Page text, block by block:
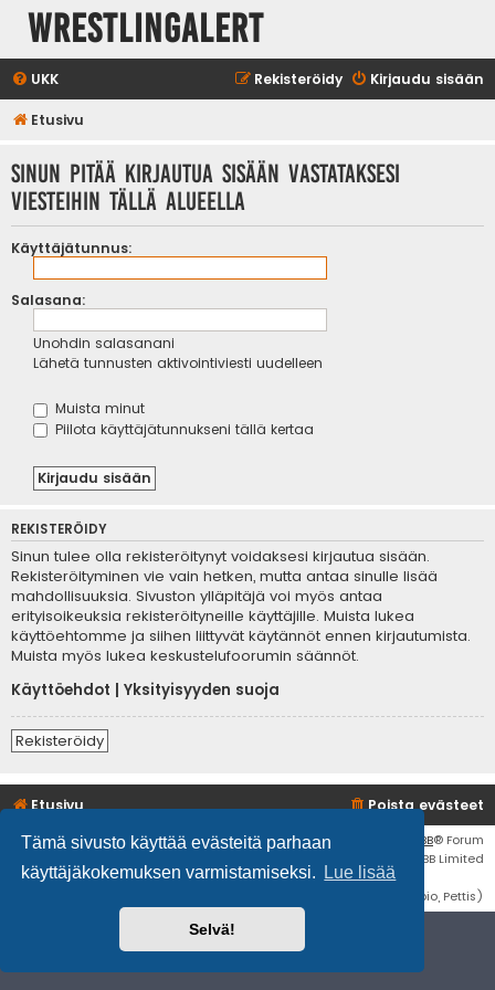
Tämä sivusto käyttää evästeitä parhaan
käyttäjäkokemuksen varmistamiseksi.
Lue lisää
Selvä!
WrestlingAlert
UKK Kirjaudu sisään
Rekisteröidy
Etusivu
Sinun pitää kirjautua sisään vastataksesi
viesteihin tällä alueella
Käyttäjätunnus:
Salasana:
Unohdin salasanani
Lähetä tunnusten aktivointiviesti uudelleen
Muista minut
Piilota käyttäjätunnukseni tällä kertaa
REKISTERÖIDY
Sinun tulee olla rekisteröitynyt voidaksesi kirjautua sisään.
Rekisteröityminen vie vain hetken, mutta antaa sinulle lisää
mahdollisuuksia. Sivuston ylläpitäjä voi myös antaa
erityisoikeuksia rekisteröityneille käyttäjille. Muista lukea
käyttöehtomme ja siihen liittyvät käytännöt ennen kirjautumista.
Muista myös lukea keskustelufoorumin säännöt.
Käyttöehdot
Yksityisyyden suoja
Rekisteröidy
Etusivu Poista evästeet
Flat Style byIan Bradley• Keskustelufoorumin ohjelmisto phpBB® Forum
Software © phpBB Limited
Käännös: phpBB Suomi (lurttinen, harritapio, Pettis)